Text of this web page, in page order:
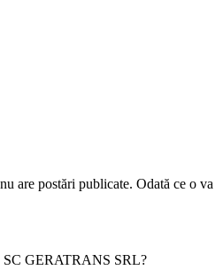
are postări publicate. Odată ce o va
SC GERATRANS SRL?